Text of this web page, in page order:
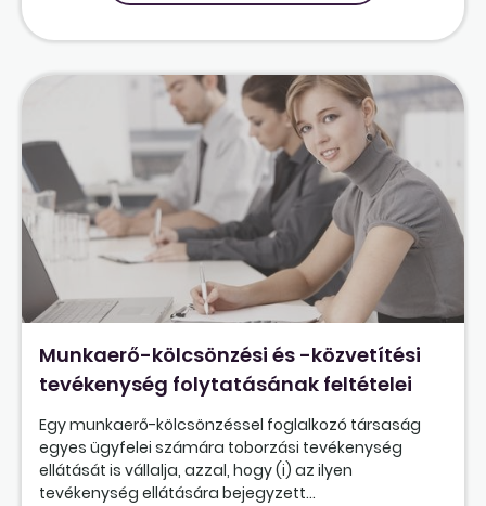
Munkaerő-kölcsönzési és -közvetítési
tevékenység folytatásának feltételei
Egy munkaerő-kölcsönzéssel foglalkozó társaság
egyes ügyfelei számára toborzási tevékenység
ellátását is vállalja, azzal, hogy (i) az ilyen
tevékenység ellátására bejegyzett...